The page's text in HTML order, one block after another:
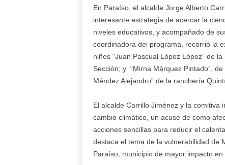
En Paraíso, el alcalde Jorge Alberto
interesante estrategia de acercar la
niveles educativos, y acompañado de
coordinadora del programa, recorrió la
niños “Juan Pascual López López” de
Sección; y “Mirna Márquez Pintado”,
Méndez Alejandro” de la ranchería
El alcalde Carrillo Jiménez y la
cambio climático, un acuse de como
acciones sencillas para reducir el
destaca el tema de la vulnerabilidad de
Paraíso, municipio de mayor impacto en